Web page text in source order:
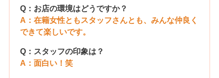
Q：お店の環境はどうですか？
A：在籍女性ともスタッフさんとも、みんな仲良く
できて楽しいです。
Q：スタッフの印象は？
A：面白い！笑